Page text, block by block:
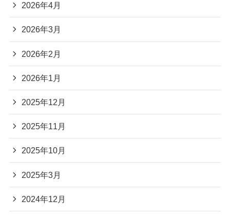
2026年4月
2026年3月
2026年2月
2026年1月
2025年12月
2025年11月
2025年10月
2025年3月
2024年12月